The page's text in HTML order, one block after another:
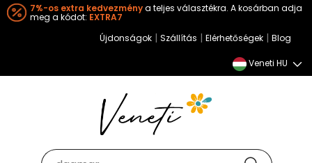
7%-os extra kedvezménya teljes választékra. A kosárban adja
meg a kódot: EXTRA7
Újdonságok | Szállítás | Elérhetőségek | Blog
Veneti HU